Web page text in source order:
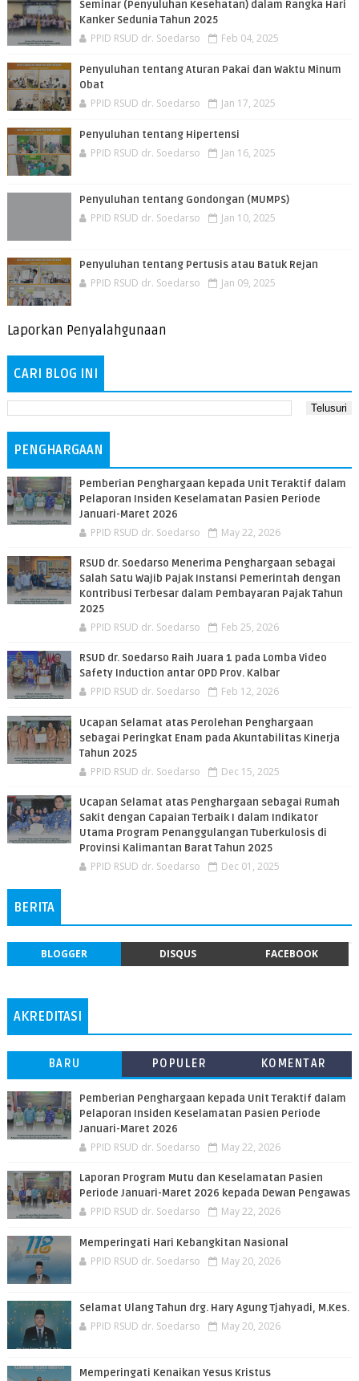
Seminar (Penyuluhan Kesehatan) dalam Rangka Hari
Kanker Sedunia Tahun 2025
PPID RSUD dr. Soedarso Feb 04, 2025
Penyuluhan tentang Aturan Pakai dan Waktu Minum
Obat
PPID RSUD dr. Soedarso Jan 17, 2025
Penyuluhan tentang Hipertensi
PPID RSUD dr. Soedarso Jan 16, 2025
Penyuluhan tentang Gondongan (MUMPS)
PPID RSUD dr. Soedarso Jan 10, 2025
Penyuluhan tentang Pertusis atau Batuk Rejan
PPID RSUD dr. Soedarso Jan 09, 2025
Laporkan Penyalahgunaan
CARI BLOG INI
PENGHARGAAN
Pemberian Penghargaan kepada Unit Teraktif dalam
Pelaporan Insiden Keselamatan Pasien Periode
Januari-Maret 2026
PPID RSUD dr. Soedarso May 22, 2026
RSUD dr. Soedarso Menerima Penghargaan sebagai
Salah Satu Wajib Pajak Instansi Pemerintah dengan
Kontribusi Terbesar dalam Pembayaran Pajak Tahun
2025
PPID RSUD dr. Soedarso Feb 25, 2026
RSUD dr. Soedarso Raih Juara 1 pada Lomba Video
Safety Induction antar OPD Prov. Kalbar
PPID RSUD dr. Soedarso Feb 12, 2026
Ucapan Selamat atas Perolehan Penghargaan
sebagai Peringkat Enam pada Akuntabilitas Kinerja
Tahun 2025
PPID RSUD dr. Soedarso Dec 15, 2025
Ucapan Selamat atas Penghargaan sebagai Rumah
Sakit dengan Capaian Terbaik I dalam Indikator
Utama Program Penanggulangan Tuberkulosis di
Provinsi Kalimantan Barat Tahun 2025
PPID RSUD dr. Soedarso Dec 01, 2025
BERITA
BLOGGER DISQUS FACEBOOK
AKREDITASI
BARU POPULER KOMENTAR
Pemberian Penghargaan kepada Unit Teraktif dalam
Pelaporan Insiden Keselamatan Pasien Periode
Januari-Maret 2026
PPID RSUD dr. Soedarso May 22, 2026
Laporan Program Mutu dan Keselamatan Pasien
Periode Januari-Maret 2026 kepada Dewan Pengawas
PPID RSUD dr. Soedarso May 22, 2026
Memperingati Hari Kebangkitan Nasional
PPID RSUD dr. Soedarso May 20, 2026
Selamat Ulang Tahun drg. Hary Agung Tjahyadi, M.Kes.
PPID RSUD dr. Soedarso May 20, 2026
Memperingati Kenaikan Yesus Kristus